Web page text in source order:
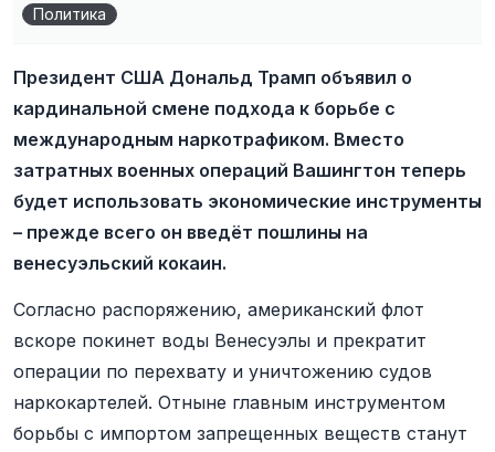
Политика
Президент США Дональд Трамп объявил о
кардинальной смене подхода к борьбе с
международным наркотрафиком. Вместо
затратных военных операций Вашингтон теперь
будет использовать экономические инструменты
– прежде всего он введёт пошлины на
венесуэльский кокаин.
Согласно распоряжению, американский флот
вскоре покинет воды Венесуэлы и прекратит
операции по перехвату и уничтожению судов
наркокартелей. Отныне главным инструментом
борьбы с импортом запрещенных веществ станут